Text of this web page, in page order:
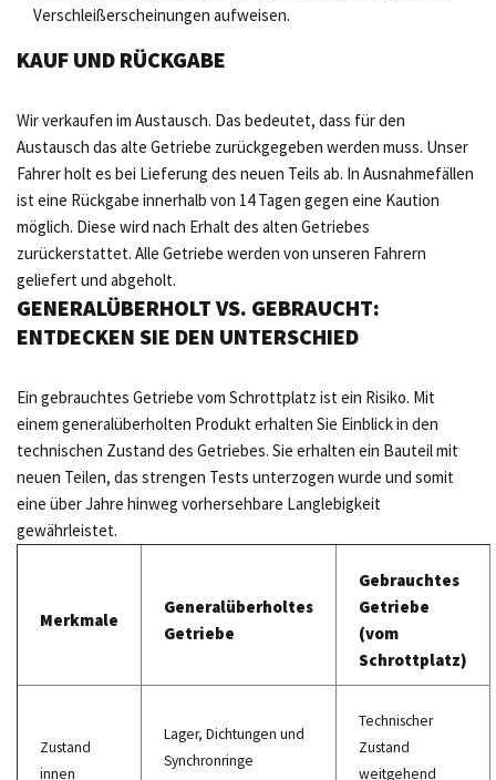
Verschleißerscheinungen aufweisen.
KAUF UND RÜCKGABE
Wir verkaufen im Austausch. Das bedeutet, dass für den
Austausch das alte Getriebe zurückgegeben werden muss. Unser
Fahrer holt es bei Lieferung des neuen Teils ab. In Ausnahmefällen
ist eine Rückgabe innerhalb von 14 Tagen gegen eine Kaution
möglich. Diese wird nach Erhalt des alten Getriebes
zurückerstattet. Alle Getriebe werden von unseren Fahrern
geliefert und abgeholt.
GENERALÜBERHOLT VS. GEBRAUCHT:
ENTDECKEN SIE DEN UNTERSCHIED
Ein gebrauchtes Getriebe vom Schrottplatz ist ein Risiko. Mit
einem generalüberholten Produkt erhalten Sie Einblick in den
technischen Zustand des Getriebes. Sie erhalten ein Bauteil mit
neuen Teilen, das strengen Tests unterzogen wurde und somit
eine über Jahre hinweg vorhersehbare Langlebigkeit
gewährleistet.
Merkmale
Generalüberholtes
Getriebe
Gebrauchtes
Getriebe
(vom
Schrottplatz)
Zustand
innen
Lager, Dichtungen und
Synchronringe
Technischer
Zustand
weitgehend